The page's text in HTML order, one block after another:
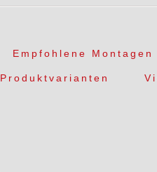
Empfohlene Montagen
Produktvarianten